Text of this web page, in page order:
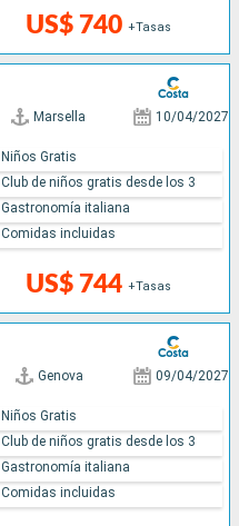
US$ 740 +Tasas
Marsella 10/04/2027
US$ 744 +Tasas
Niños Gratis
Club de niños gratis desde los 3
Gastronomía italiana
Comidas incluidas
Genova 09/04/2027
Niños Gratis
Club de niños gratis desde los 3
Gastronomía italiana
Comidas incluidas